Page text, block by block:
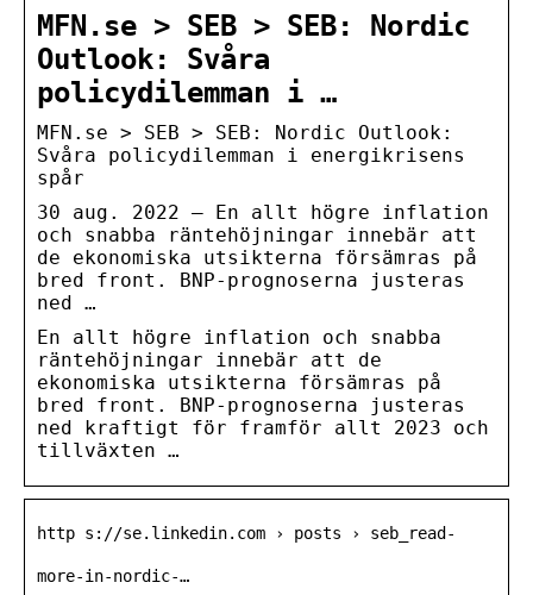
MFN.se > SEB > SEB: Nordic
Outlook: Svåra
policydilemman i …
MFN.se > SEB > SEB: Nordic Outlook:
Svåra policydilemman i energikrisens
spår
30 aug. 2022 — En allt högre inflation
och snabba räntehöjningar innebär att
de ekonomiska utsikterna försämras på
bred front. BNP-prognoserna justeras
ned …
En allt högre inflation och snabba
räntehöjningar innebär att de
ekonomiska utsikterna försämras på
bred front. BNP-prognoserna justeras
ned kraftigt för framför allt 2023 och
tillväxten …
http s://se.linkedin.com › posts › seb_read-
more-in-nordic-…